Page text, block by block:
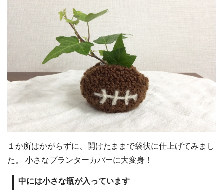
１か所はかがらずに、開けたままで袋状に仕上げてみまし
た。 小さなプランターカバーに大変身！
中には小さな瓶が入っています